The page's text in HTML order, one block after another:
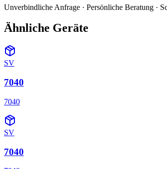
Unverbindliche Anfrage · Persönliche Beratung ·
Ähnliche Geräte
SV
7040
7040
SV
7040